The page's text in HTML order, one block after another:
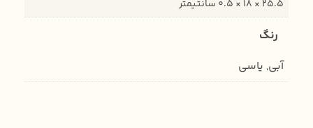
25.5 × 18 × 0.5 سانتیمتر
رنگ
آبی, یاسی